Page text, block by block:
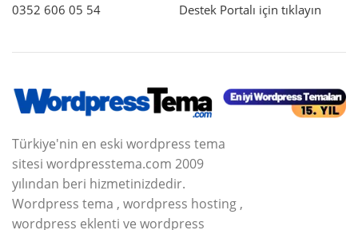
0352 606 05 54 Destek Portalı için tıklayın
Türkiye'nin en eski wordpress tema
sitesi wordpresstema.com 2009
yılından beri hizmetinizdedir.
Wordpress tema , wordpress hosting ,
wordpress eklenti ve wordpress